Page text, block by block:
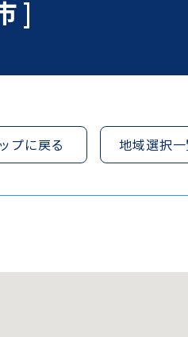
]
プに戻る 地域選択